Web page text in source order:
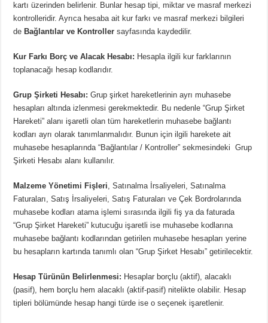
kartı üzerinden belirlenir. Bunlar hesap tipi, miktar ve masraf merkezi
kontrolleridir. Ayrıca hesaba ait kur farkı ve masraf merkezi bilgileri
de Bağlantılar ve Kontroller sayfasında kaydedilir.
Kur Farkı Borç ve Alacak Hesabı: Hesapla ilgili kur farklarının
toplanacağı hesap kodlarıdır.
Grup Şirketi Hesabı: Grup şirket hareketlerinin ayrı muhasebe
hesapları altında izlenmesi gerekmektedir. Bu nedenle “Grup Şirket
Hareketi” alanı işaretli olan tüm hareketlerin muhasebe bağlantı
kodları ayrı olarak tanımlanmalıdır. Bunun için ilgili harekete ait
muhasebe hesaplarında “Bağlantılar / Kontroller” sekmesindekiGrup
Şirketi Hesabıalanı kullanılır.
Malzeme Yönetimi Fişleri, Satınalma İrsaliyeleri, Satınalma
Faturaları, Satış İrsaliyeleri, Satış Faturaları ve Çek Bordrolarında
muhasebe kodları atama işlemi sırasında ilgili fiş ya da faturada
“Grup Şirket Hareketi” kutucuğu işaretli ise muhasebe kodlarına
muhasebe bağlantı kodlarından getirilen muhasebe hesapları yerine
bu hesapların kartında tanımlı olan “Grup Şirket Hesabı” getirilecektir.
Hesap Türünün Belirlenmesi: Hesaplar borçlu (aktif), alacaklı
(pasif), hem borçlu hem alacaklı (aktif-pasif) nitelikte olabilir. Hesap
tipleri bölümünde hesap hangi türde ise o seçenek işaretlenir.